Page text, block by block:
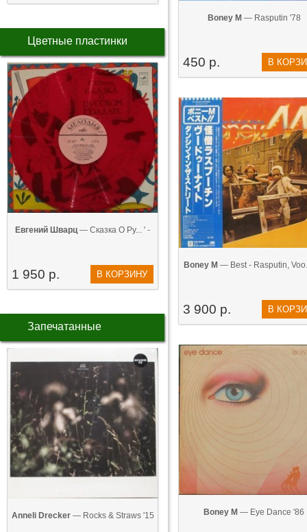
Цветные пластинки
Евгений Шварц— Сказка О Ру... ' -
1 950 р. В КОРЗИНУ
Запечатанные
Anneli Drecker— Rocks & Straws '15
Boney M — Rasputin '78
450 р. В
Boney M — Best - Rasputin,
3 900 р. В
Boney M — Eye Dance '86